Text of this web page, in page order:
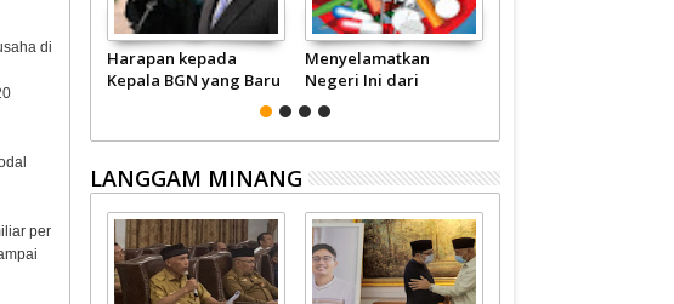
di
per
Harapan kepada
Kepala BGN yang Baru
Menyelamatkan
Negeri Ini dari
Narkoba
LANGGAM MINANG